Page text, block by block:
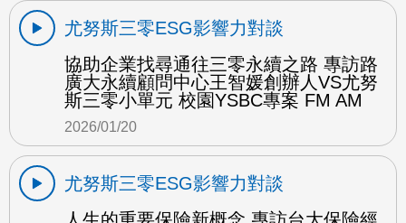
尤努斯三零ESG影響力對談
協助企業找尋通往三零永續之路 專訪路
廣大永續顧問中心王智媛創辦人VS尤努
斯三零小單元 校園YSBC專案 FM AM
2026/01/20
尤努斯三零ESG影響力對談